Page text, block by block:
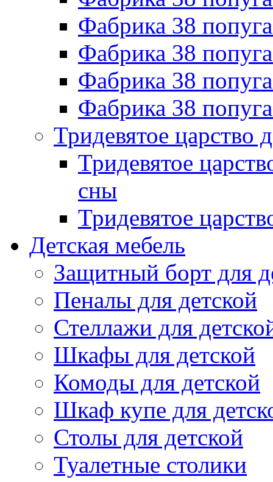
Фабрика 38
Фабрика 38
Фабрика 38
Фабрика 38
Тридевятое царство
Тридевятое
сны
Тридевятое
Детская мебель
Защитный борт для
Пеналы для детской
Стеллажи для
Шкафы для детской
Комоды для детской
Шкаф купе для
Столы для детской
Туалетные столики